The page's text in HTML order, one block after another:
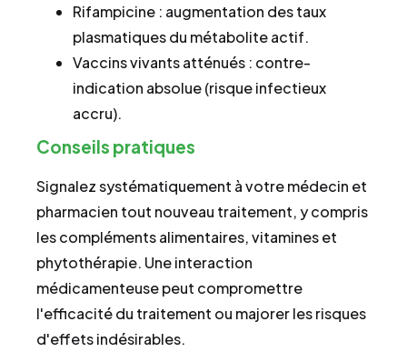
Rifampicine : augmentation des taux
plasmatiques du métabolite actif.
Vaccins vivants atténués : contre-
indication absolue (risque infectieux
accru).
Conseils pratiques
Signalez systématiquement à votre médecin et
pharmacien tout nouveau traitement, y compris
les compléments alimentaires, vitamines et
phytothérapie. Une interaction
médicamenteuse peut compromettre
l'efficacité du traitement ou majorer les risques
d'effets indésirables.